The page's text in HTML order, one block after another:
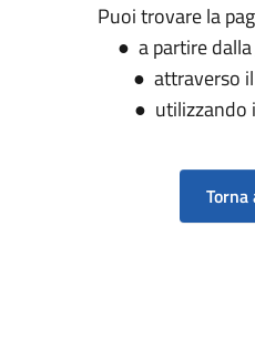
Puoi trovare la
● a partire dalla
● attraverso
● utilizzando
Torna